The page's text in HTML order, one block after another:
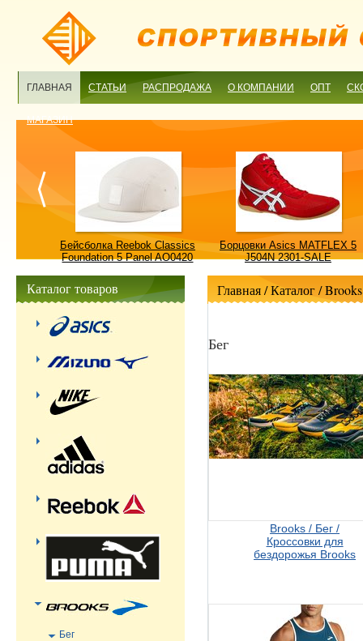
ГЛАВНАЯ СТАТЬИ РАСПРОДАЖА О КОМПАНИИ ОПТ
МАГАЗИН
Бейсболка Reebok Classics
Foundation 5 Panel AO0420
Борцовки Asics MATFLEX 5
J504N 2301-SALE
Главная/ Каталог /Brooks
Бег
Brooks / Бег /
Кроссовки для
бездорожья Brooks
Каталог товаров
Бег